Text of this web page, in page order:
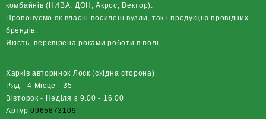
комбайнів (НИВА, ДОН, Акрос, Вектор).
Пропонуємо як власні посилені вузли, так і продукцію провідних
брендів.
Якість, перевірена роками роботи в полі.
Харків авторинок Лоск (східна сторона)
Ряд - 4 Місце - 35
Вівторок - Неділя з 9.00 - 16.00
Артур0965873109